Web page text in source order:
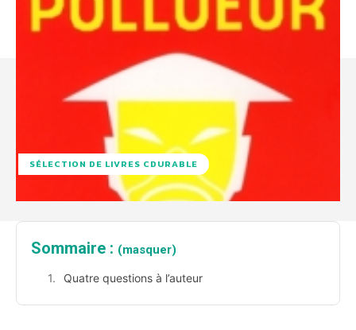
SÉLECTION DE LIVRES CDURABLE
Sommaire : (masquer)
Quatre questions à l’auteur